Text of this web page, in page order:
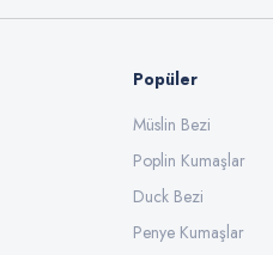
Popüler
Müslin Bezi
Poplin Kumaşlar
Duck Bezi
Penye Kumaşlar